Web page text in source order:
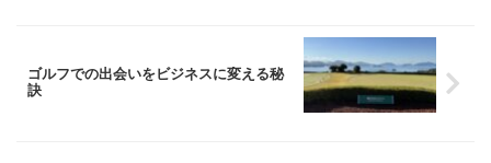
ゴルフでの出会いをビジネスに変える秘
訣